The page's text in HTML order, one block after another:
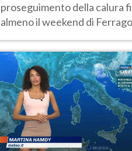
proseguimento della calura
almeno il weekend di
intensificazione prossima
settimana